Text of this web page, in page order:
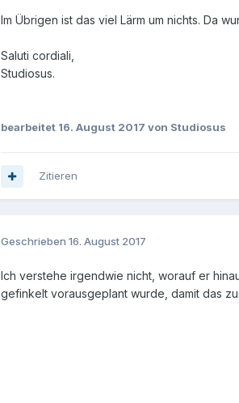
Im Übrigen ist das viel Lärm um nichts. Da
Saluti cordiali,
Studiosus.
bearbeitet 16. August 2017 von Studiosus
Zitieren
Geschrieben 16. August 2017
Ich verstehe irgendwie nicht, worauf er
gefinkelt vorausgeplant wurde, damit das